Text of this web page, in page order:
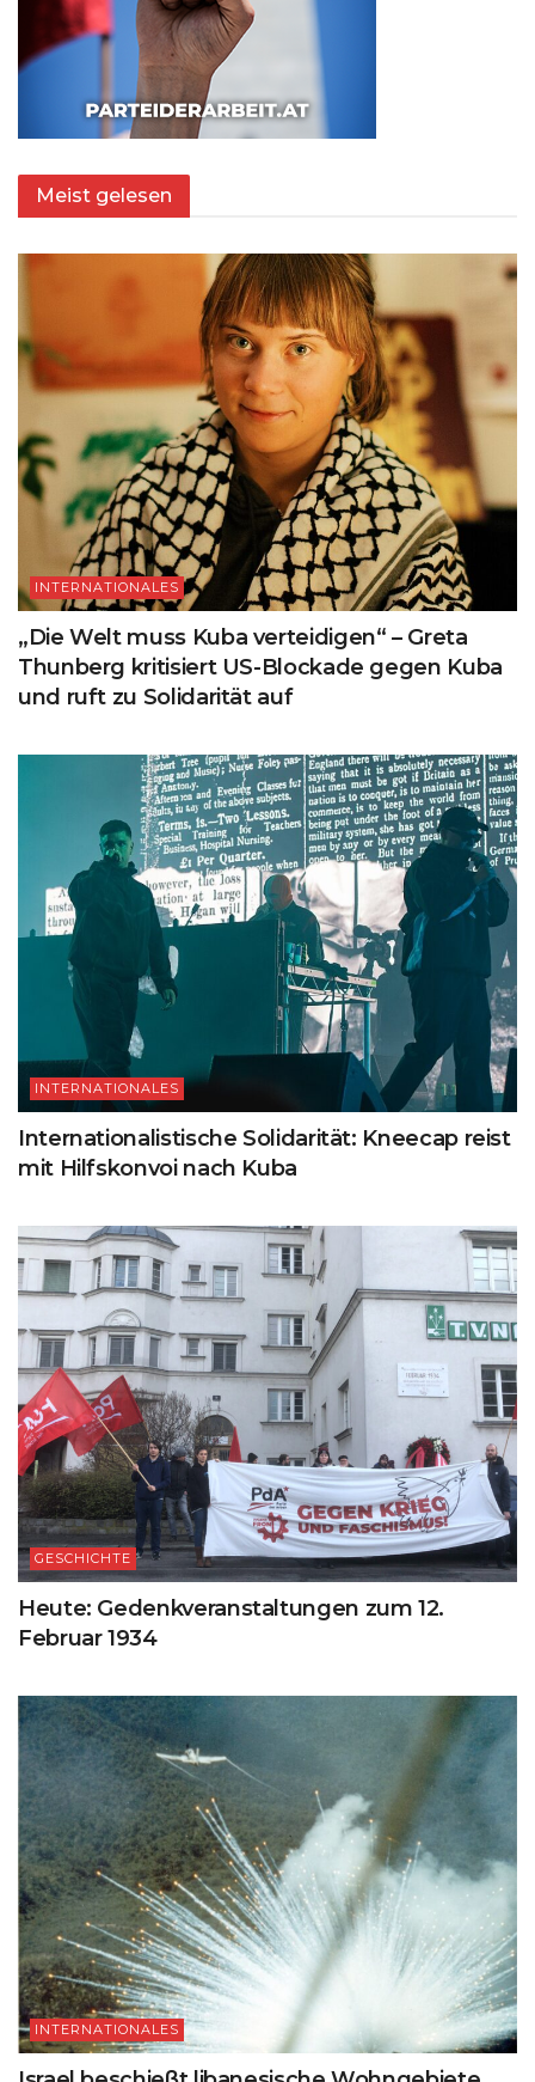
Meist gelesen
INTERNATIONALES
„Die Welt muss Kuba verteidigen“ – Greta
Thunberg kritisiert US-Blockade gegen Kuba
und ruft zu Solidarität auf
INTERNATIONALES
Internationalistische Solidarität: Kneecap reist
mit Hilfskonvoi nach Kuba
GESCHICHTE
Heute: Gedenkveranstaltungen zum 12.
Februar 1934
INTERNATIONALES